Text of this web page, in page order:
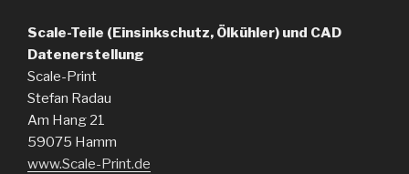
Scale-Teile (Einsinkschutz, Ölkühler) und CAD
Datenerstellung
Scale-Print
Stefan Radau
Am Hang 21
59075 Hamm
www.Scale-Print.de